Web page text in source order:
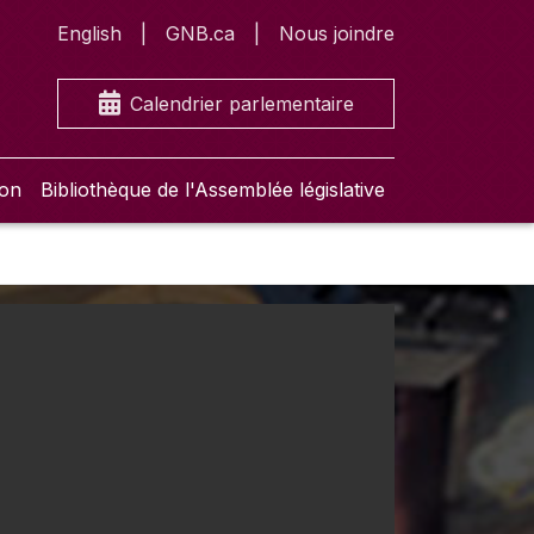
English GNB.ca Nous joindre
Calendrier parlementaire
Bibliothèque de l'Assemblée législative